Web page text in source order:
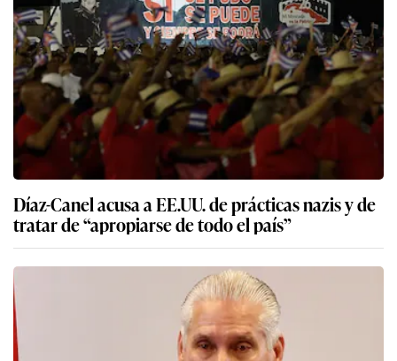
Díaz-Canel acusa a EE.UU. de prácticas nazis y de
tratar de “apropiarse de todo el país”